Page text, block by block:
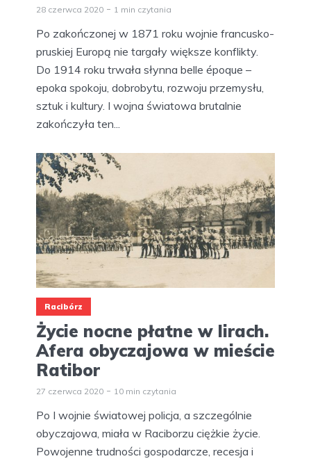
28 czerwca 2020 1 min czytania
Po zakończonej w 1871 roku wojnie francusko-
pruskiej Europą nie targały większe konflikty.
Do 1914 roku trwała słynna belle époque –
epoka spokoju, dobrobytu, rozwoju przemysłu,
sztuk i kultury. I wojna światowa brutalnie
zakończyła ten...
Racibórz
Życie nocne płatne w lirach.
Afera obyczajowa w mieście
Ratibor
27 czerwca 2020 10 min czytania
Po I wojnie światowej policja, a szczególnie
obyczajowa, miała w Raciborzu ciężkie życie.
Powojenne trudności gospodarcze, recesja i